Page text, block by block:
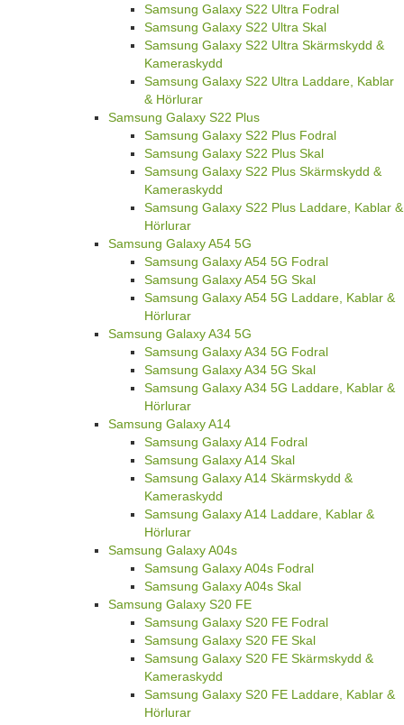
Samsung Galaxy S22 Ultra Fodral
Samsung Galaxy S22 Ultra Skal
Samsung Galaxy S22 Ultra Skärmskydd &
Kameraskydd
Samsung Galaxy S22 Ultra Laddare, Kablar
& Hörlurar
Samsung Galaxy S22 Plus
Samsung Galaxy S22 Plus Fodral
Samsung Galaxy S22 Plus Skal
Samsung Galaxy S22 Plus Skärmskydd &
Kameraskydd
Samsung Galaxy S22 Plus Laddare, Kablar &
Hörlurar
Samsung Galaxy A54 5G
Samsung Galaxy A54 5G Fodral
Samsung Galaxy A54 5G Skal
Samsung Galaxy A54 5G Laddare, Kablar &
Hörlurar
Samsung Galaxy A34 5G
Samsung Galaxy A34 5G Fodral
Samsung Galaxy A34 5G Skal
Samsung Galaxy A34 5G Laddare, Kablar &
Hörlurar
Samsung Galaxy A14
Samsung Galaxy A14 Fodral
Samsung Galaxy A14 Skal
Samsung Galaxy A14 Skärmskydd &
Kameraskydd
Samsung Galaxy A14 Laddare, Kablar &
Hörlurar
Samsung Galaxy A04s
Samsung Galaxy A04s Fodral
Samsung Galaxy A04s Skal
Samsung Galaxy S20 FE
Samsung Galaxy S20 FE Fodral
Samsung Galaxy S20 FE Skal
Samsung Galaxy S20 FE Skärmskydd &
Kameraskydd
Samsung Galaxy S20 FE Laddare, Kablar &
Hörlurar